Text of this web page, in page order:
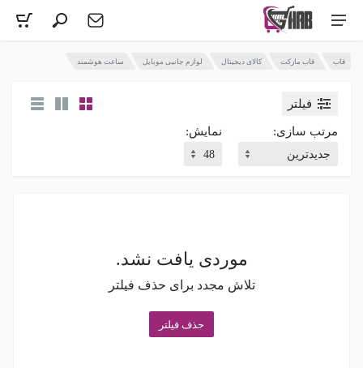
قاب قاب مارکت کالای دیجیتال لوازم جانبی موبایل ساعت هوشمند
فیلتر
مرتب سازی: نمایش:
موردی یافت نشد.
تلاش مجدد برای حذف فیلتر
حذف فیلتر